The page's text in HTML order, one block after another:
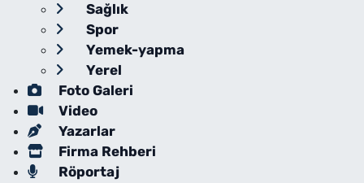
Sağlık
Spor
Yemek-yapma
Yerel
Foto Galeri
Video
Yazarlar
Firma Rehberi
Röportaj